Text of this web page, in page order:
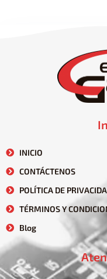
INICIO
CONTÁCTENOS
POLÍTICA DE
TÉRMINOS Y
Blog